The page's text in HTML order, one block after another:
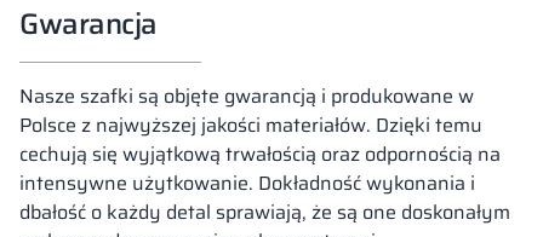
Gwarancja
Nasze szafki są objęte gwarancją i produkowane w
Polsce z najwyższej jakości materiałów. Dzięki temu
cechują się wyjątkową trwałością oraz odpornością na
intensywne użytkowanie. Dokładność wykonania i
dbałość o każdy detal sprawiają, że są one doskonałym